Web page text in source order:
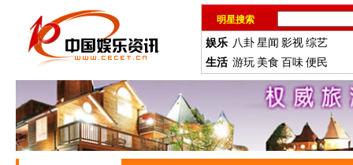
明星搜索
娱乐 八卦星闻 影视综艺
生活 游玩 美食 百味便民